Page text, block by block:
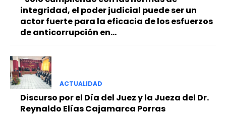
integridad, el poder judicial puede ser un
actor fuerte para la eficacia de los esfuerzos
de anticorrupción en...
ACTUALIDAD
Discurso por el Día del Juez y la Jueza del Dr.
Reynaldo Elías Cajamarca Porras